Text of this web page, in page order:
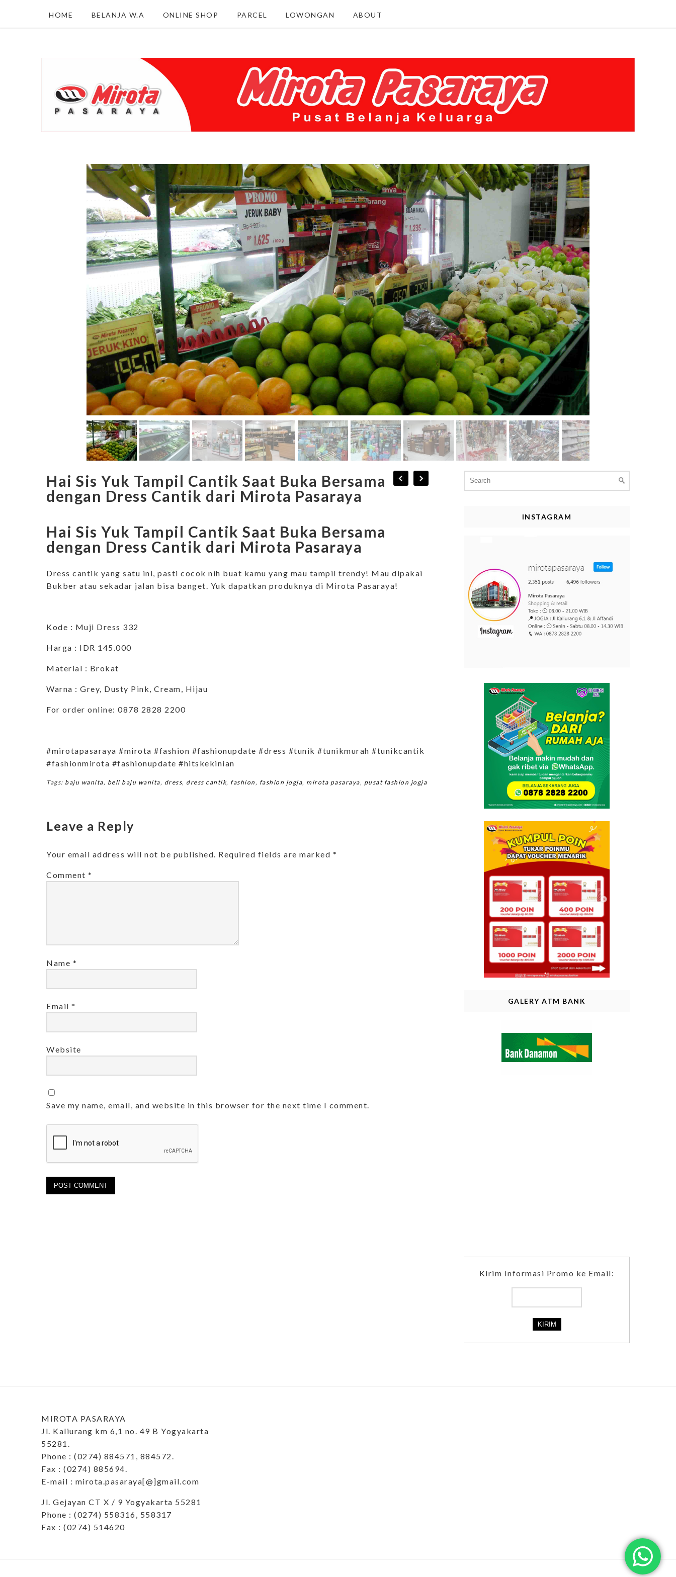
HOME BELANJA W.A ONLINE SHOP PARCEL LOWONGAN ABOUT
Hai Sis Yuk Tampil Cantik Saat Buka Bersama
dengan Dress Cantik dari Mirota Pasaraya
Hai Sis Yuk Tampil Cantik Saat Buka Bersama
dengan Dress Cantik dari Mirota Pasaraya
Dress cantik yang satu ini, pasti cocok nih buat kamu yang mau tampil trendy! Mau dipakai
Bukber atau sekadar jalan bisa banget. Yuk dapatkan produknya di Mirota Pasaraya!
Kode : Muji Dress 332
Harga : IDR 145.000
Material : Brokat
Warna : Grey, Dusty Pink, Cream, Hijau
For order online: 0878 2828 2200
#mirotapasaraya #mirota #fashion #fashionupdate #dress #tunik #tunikmurah #tunikcantik
#fashionmirota #fashionupdate #hitskekinian
Tags: baju wanita, beli baju wanita, dress, dress cantik, fashion , fashion jogja, mirota pasaraya, pusat fashion jogja
Leave a Reply
Your email address will not be published. Required fields are marked *
Comment *
Name *
Email *
Website
Save my name, email, and website in this browser for the next time I comment.
for:
INSTAGRAM
GALERY ATM BANK
Kirim Informasi Promo ke Email:
MIROTA PASARAYA
Jl. Kaliurang km 6,1 no. 49 B Yogyakarta
55281.
Phone : (0274) 884571, 884572.
Fax : (0274) 885694.
E-mail : mirota.pasaraya[@]gmail.com
Jl. Gejayan CT X / 9 Yogyakarta 55281
Phone : (0274) 558316, 558317
Fax : (0274) 514620